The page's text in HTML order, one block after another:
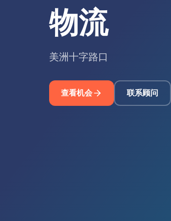
物流
美洲十字路口
查看机会 联系顾问